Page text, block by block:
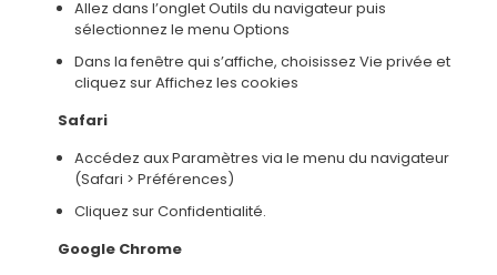
Allez dans l’onglet Outils du navigateur puis
sélectionnez le menu Options
Dans la fenêtre qui s’affiche, choisissez Vie privée et
cliquez sur Affichez les cookies
Safari
Accédez aux Paramètres via le menu du navigateur
(Safari > Préférences)
Cliquez sur Confidentialité.
Google Chrome